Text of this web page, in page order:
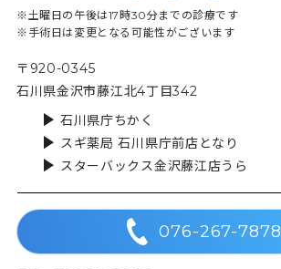
※土曜日の午後は17時30分までの診療です
※手術日は変更となる可能性がございます
〒920-0345
石川県金沢市藤江北4丁目342
石川県庁ちかく
スギ薬局 石川県庁前店となり
スターバックス金沢藤江店うら
076-267-7878